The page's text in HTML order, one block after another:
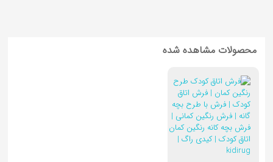
محصولات مشاهده شده